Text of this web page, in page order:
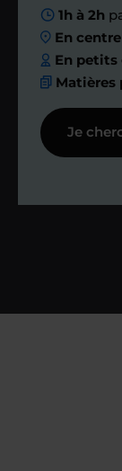
Afin de
réalisés,
même
1h à 2h
En centre
En petits
Matières
Je